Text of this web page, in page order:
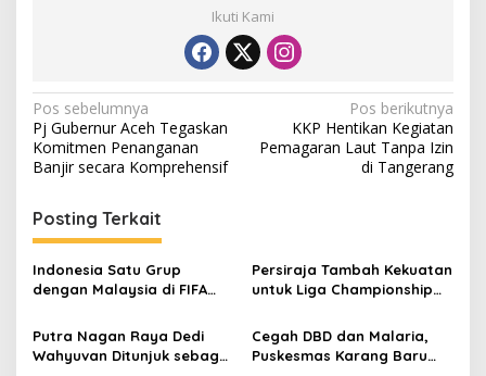
Ikuti Kami
N
a
v
i
g
a
s
i
p
Pos sebelumnya
Pj Gubernur Aceh Tegaskan
Komitmen Penanganan
Banjir secara Komprehensif
Pos berikutnya
KKP Hentikan Kegiatan
Pemagaran Laut Tanpa Izin
di Tangerang
Posting Terkait
Indonesia Satu Grup
dengan Malaysia di FIFA
Persiraja Tambah Kekuatan
untuk Liga Championship
Lokal Aceh Resmi Dikontrak
Putra Nagan Raya Dedi
Wahyuvan Ditunjuk sebagai
Cegah DBD dan Malaria,
Puskesmas Karang Baru